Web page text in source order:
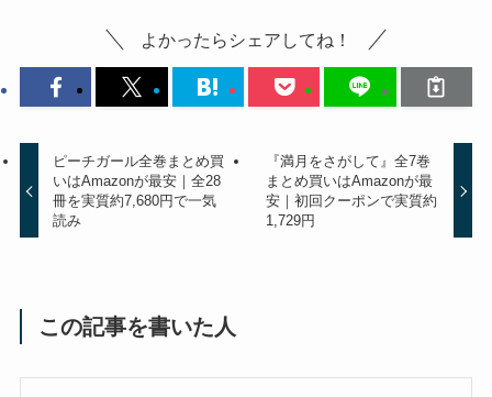
よかったらシェアしてね！
ピーチガール全巻まとめ買
いはAmazonが最安｜全28
冊を実質約7,680円で一気
読み
『満月をさがして』全7巻
まとめ買いはAmazonが最
安｜初回クーポンで実質約
1,729円
この記事を書いた人